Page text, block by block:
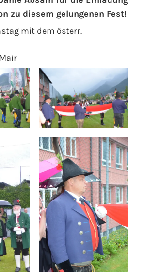
zu diesem gelungenen Fest!
mit dem österr.